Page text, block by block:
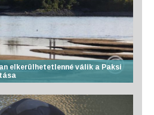
elkerülhetetlenné válik a Paksi